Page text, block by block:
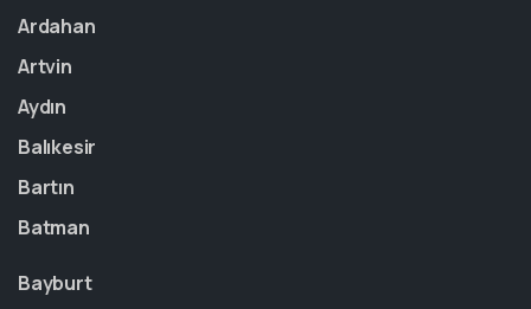
Ardahan
Artvin
Aydın
Balıkesir
Bartın
Batman
Bayburt